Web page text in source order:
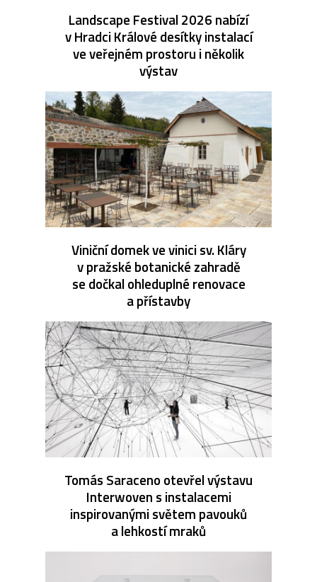
Landscape Festival 2026 nabízí
v Hradci Králové desítky instalací
ve veřejném prostoru i několik
výstav
Viniční domek ve vinici sv. Kláry
v pražské botanické zahradě
se dočkal ohleduplné renovace
a přístavby
Tomás Saraceno otevřel výstavu
Interwoven s instalacemi
inspirovanými světem pavouků
a lehkostí mraků